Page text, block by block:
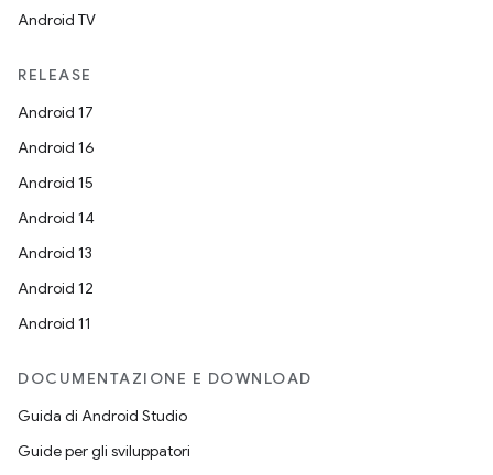
Android TV
RELEASE
Android 17
Android 16
Android 15
Android 14
Android 13
Android 12
Android 11
DOCUMENTAZIONE E DOWNLOAD
Guida di Android Studio
Guide per gli sviluppatori